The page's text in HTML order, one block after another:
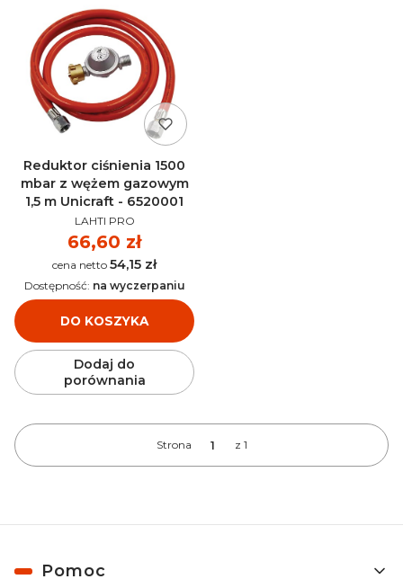
Reduktor ciśnienia 1500
mbar z wężem gazowym
1,5 m Unicraft - 6520001
PRODUCENT
LAHTI PRO
Cena
66,60 zł
Cena 54,15 zł
DO KOSZYKA
Dostępność: na wyczerpaniu
Dodaj do
porównania
Strona z 1
Linki w stopce
Pomoc